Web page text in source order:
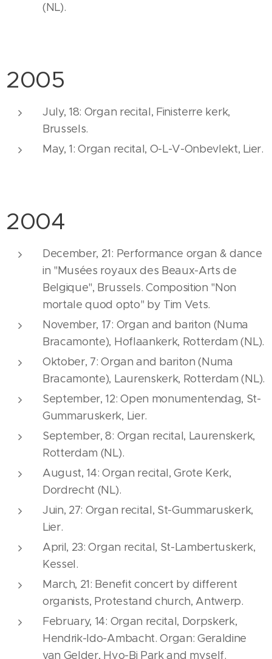
(NL).
2005
July, 18: Organ recital, Finisterre kerk,
Brussels.
May, 1: Organ recital, O-L-V-Onbevlekt, Lier.
2004
December, 21: Performance organ & dance
in "Musées royaux des Beaux-Arts de
Belgique", Brussels. Composition "Non
mortale quod opto" by Tim Vets.
November, 17: Organ and bariton (Numa
Bracamonte), Hoflaankerk, Rotterdam (NL).
Oktober, 7: Organ and bariton (Numa
Bracamonte), Laurenskerk, Rotterdam (NL).
September, 12: Open monumentendag, St-
Gummaruskerk, Lier.
September, 8: Organ recital, Laurenskerk,
Rotterdam (NL).
August, 14: Organ recital, Grote Kerk,
Dordrecht (NL).
Juin, 27: Organ recital, St-Gummaruskerk,
Lier.
April, 23: Organ recital, St-Lambertuskerk,
Kessel.
March, 21: Benefit concert by different
organists, Protestand church, Antwerp.
February, 14: Organ recital, Dorpskerk,
Hendrik-Ido-Ambacht. Organ: Geraldine
van Gelder, Hyo-Bi Park and myself.